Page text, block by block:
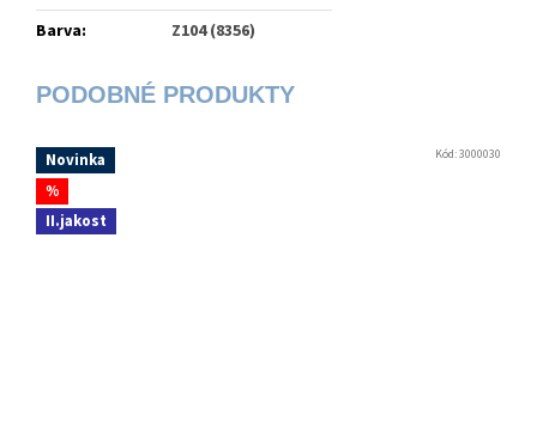
Barva: Z104 (8356)
Novinka
%
II.jakost
Kód:3000030